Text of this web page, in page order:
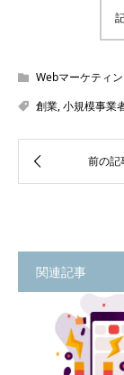
Webマーケティ
創業,小規模事業
関連記事